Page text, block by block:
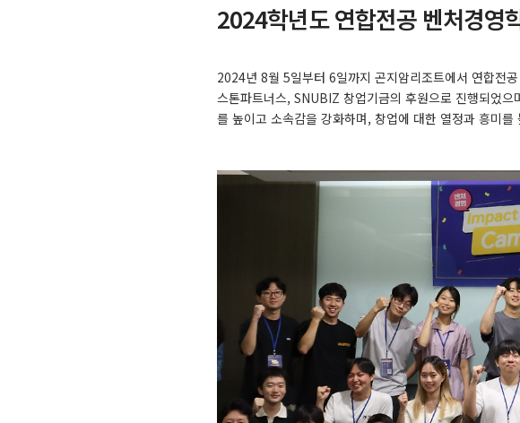
2024학년도 연합전공 벤처경영
2024년 8월 5일부터 6일까지 곤지암리조트에서 연합전
스톤파트너스, SNUBIZ 창업기금의 후원으로 진행되었
를 높이고 소속감을 강화하며, 창업에 대한 열정과 흥미를